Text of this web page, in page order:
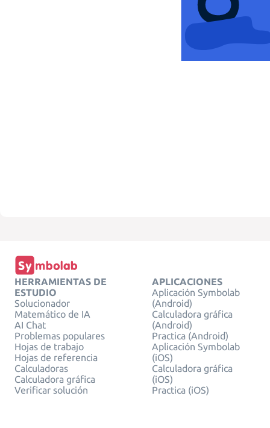
HERRAMIENTAS DE
ESTUDIO
Solucionador
Matemático de IA
AI Chat
Problemas populares
Hojas de trabajo
Hojas de referencia
Calculadoras
Calculadora gráfica
Verificar solución
APLICACIONES
Aplicación Symbolab
(Android)
Calculadora gráfica
(Android)
Practica (Android)
Aplicación Symbolab
(iOS)
Calculadora gráfica
(iOS)
Practica (iOS)